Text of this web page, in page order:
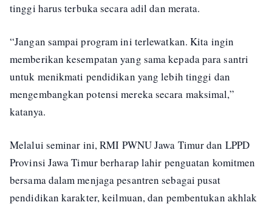
tinggi harus terbuka secara adil dan merata.
“Jangan sampai program ini terlewatkan. Kita ingin
memberikan kesempatan yang sama kepada para santri
untuk menikmati pendidikan yang lebih tinggi dan
mengembangkan potensi mereka secara maksimal,”
katanya.
Melalui seminar ini, RMI PWNU Jawa Timur dan LPPD
Provinsi Jawa Timur berharap lahir penguatan komitmen
bersama dalam menjaga pesantren sebagai pusat
pendidikan karakter, keilmuan, dan pembentukan akhlak